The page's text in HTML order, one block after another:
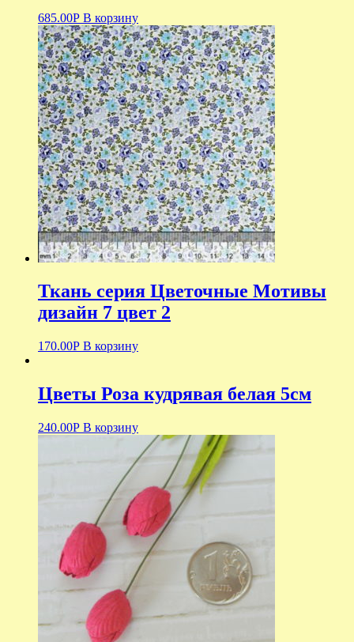
685.00Р В корзину
Ткань серия Цветочные Мотивы
дизайн 7 цвет 2
170.00Р В корзину
Цветы Роза кудрявая белая 5см
240.00Р В корзину